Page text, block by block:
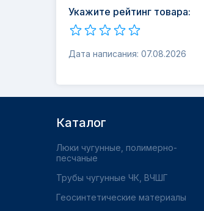
Укажите рейтинг товара:
Дата написания: 07.08.2026
Каталог
Люки чугунные, полимерно-
песчаные
Трубы чугунные ЧК, ВЧШГ
Геосинтетические материалы